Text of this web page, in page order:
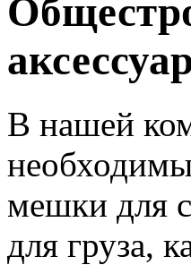
В нашей
мешки для
для груза,